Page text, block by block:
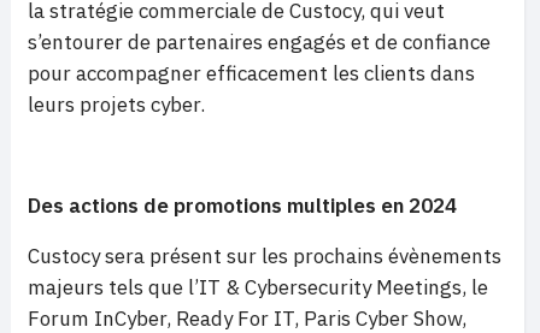
la stratégie commerciale de Custocy, qui veut
s’entourer de partenaires engagés et de confiance
pour accompagner efficacement les clients dans
leurs projets cyber.
Des actions de promotions multiples en 2024
Custocy sera présent sur les prochains évènements
majeurs tels que l’IT & Cybersecurity Meetings, le
Forum InCyber, Ready For IT, Paris Cyber Show,